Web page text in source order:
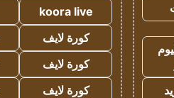
koora live
كورة لايف
كورة لايف
كورة لايف